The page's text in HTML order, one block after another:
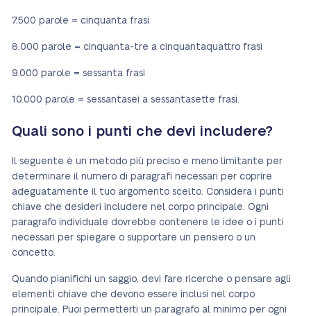
7.500 parole = cinquanta frasi
8.000 parole = cinquanta-tre a cinquantaquattro frasi
9.000 parole = sessanta frasi
10.000 parole = sessantasei a sessantasette frasi.
Quali sono i punti che devi includere?
Il seguente è un metodo più preciso e meno limitante per
determinare il numero di paragrafi necessari per coprire
adeguatamente il tuo argomento scelto. Considera i punti
chiave che desideri includere nel corpo principale. Ogni
paragrafo individuale dovrebbe contenere le idee o i punti
necessari per spiegare o supportare un pensiero o un
concetto.
Quando pianifichi un saggio, devi fare ricerche o pensare agli
elementi chiave che devono essere inclusi nel corpo
principale. Puoi permetterti un paragrafo al minimo per ogni